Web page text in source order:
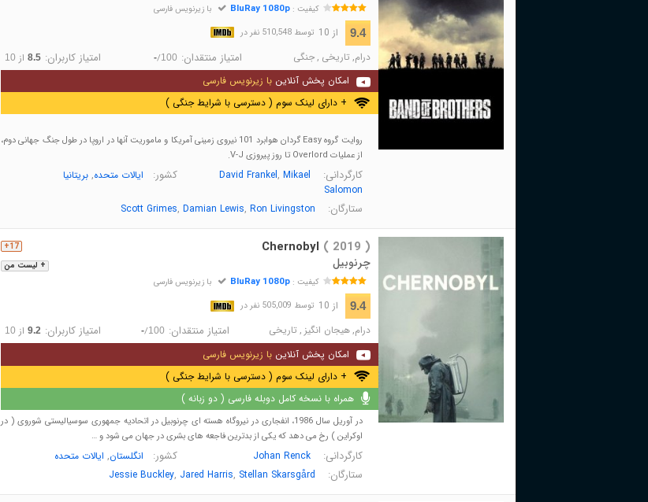
کیفیت :BluRay 1080p با زیرنویس فارسی
9.4 از 10 توسط 510,548 نفر در
درام, تاریخی ,جنگی امتیاز منتقدان: -/100 امتیاز کاربران: 8.5 از 10
امکان پخش آنلاین با زیرنویس فارسی
+ دارای لینک سوم ( دسترسی با شرایط جنگی )
روایت گروه Easy گردان هوابرد 101 نیروی زمینی آمریکا و ماموریت آنها در اروپا در طول جنگ جهانی دوم،
از عملیات Overlord تا روز پیروزی V-J.
کارگردانی: David Frankel, Mikael
Salomon
کشور: ایالات متحده, بریتانیا
ستارگان: Scott Grimes, Damian Lewis, Ron Livingston
+ لیست من
17+ Chernobyl ( 2019 )
چرنوبیل
کیفیت :BluRay 1080p با زیرنویس فارسی
9.4 از 10 توسط 505,009 نفر در
درام,هیجان انگیز , تاریخی امتیاز منتقدان: -/100 امتیاز کاربران: 9.2 از 10
امکان پخش آنلاین با زیرنویس فارسی
+ دارای لینک سوم ( دسترسی با شرایط جنگی )
همراه با نسخه کامل دوبله فارسی ( دو زبانه )
در آوریل سال 1986، انفجاری در نیروگاه هسته ای چرنوبیل در اتحادیه جمهوری سوسیالیستی شوروی ( در
اوکراین ) رخ می دهد که یکی از بدترین فاجعه های بشری در جهان می شود و …
کارگردانی:Johan Renck کشور: انگلستان, ایالات متحده
ستارگان: Jessie Buckley, Jared Harris, Stellan Skarsgård